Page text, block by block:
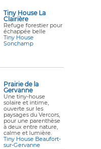
Tiny House La
Clairière
Refuge forestier pour
échappée belle
Tiny House
Sonchamp
Prairie de la
Gervanne
Une tiny-house
solaire et intime,
ouverte sur les
paysages du Vercors,
pour une parenthèse
à deux entre nature,
calme et lumière.
Tiny House Beaufort-
sur-Gervanne